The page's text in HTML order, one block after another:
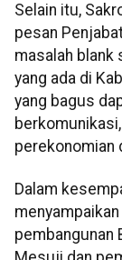
Selain itu,
pesan
masalah
yang ada di
yang bagus
perekonomian
Dalam
pembangunan